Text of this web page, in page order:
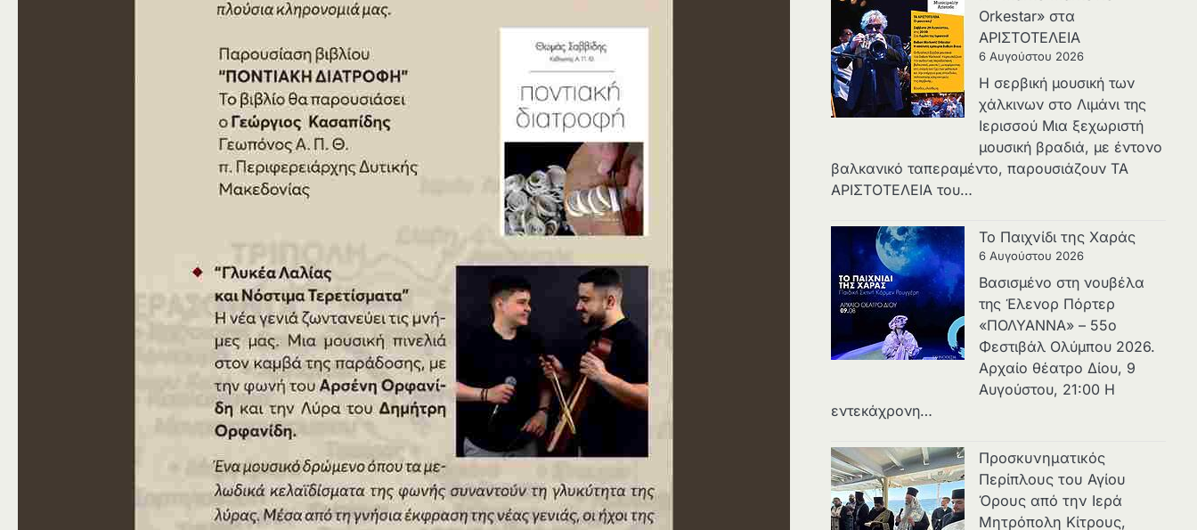
Orkestar» στα
ΑΡΙΣΤΟΤΕΛΕΙΑ
6 Αυγούστου 2026
Η σερβική μουσική των
χάλκινων στο Λιμάνι της
Ιερισσού Μια ξεχωριστή
μουσική βραδιά, με έντονο
βαλκανικό ταπεραμέντο, παρουσιάζουν ΤΑ
ΑΡΙΣΤΟΤΕΛΕΙΑ του…
Το Παιχνίδι της Χαράς
6 Αυγούστου 2026
Βασισμένο στη νουβέλα
της Έλενορ Πόρτερ
«ΠΟΛΥΑΝΝΑ» – 55ο
Φεστιβάλ Ολύμπου 2026.
Αρχαίο θέατρο Δίου, 9
Αυγούστου, 21:00 Η
εντεκάχρονη…
Προσκυνηματικός
Περίπλους του Αγίου
Όρους από την Ιερά
Μητρόπολη Κίτρους,